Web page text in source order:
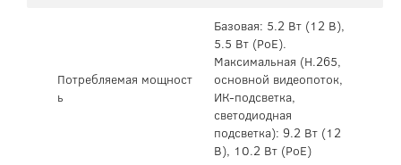
Потребляемая мощност
ь
Базовая: 5.2 Вт (12 В),
5.5 Вт (PoE).
Максимальная (H.265,
основной видеопоток,
ИК-подсветка,
светодиодная
подсветка): 9.2 Вт (12
В), 10.2 Вт (PoE)